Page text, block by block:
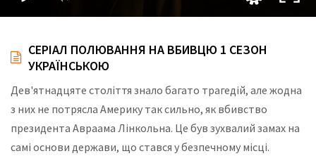
СЕРІАЛ ПОЛЮВАННЯ НА ВБИВЦЮ 1 СЕЗОН
УКРАЇНСЬКОЮ
Дев'ятнадцяте століття знало багато трагедій, але жодна
з них не потрясла Америку так сильно, як вбивство
президента Авраама Лінкольна. Це був зухвалий замах на
самі основи держави, що стався у безпечному місці.